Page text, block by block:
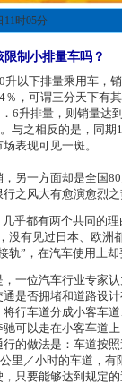
11时05分
制小排量车吗？
以下排量乘用车，销
，可谓三分天下有
6升排量，则销量达
与之相反的是，同期
表现可见一斑。
一方面却是全国80
之风大有愈演愈烈
都有两个共同的理
没有见过日本、欧洲
轨”，在汽车使用上
一位汽车行业专家认
是否拥堵和道路设
行车道分成小客车
可以走在小客车道
的做法是：车道按
里／小时的车道，有
只要能够达到规定